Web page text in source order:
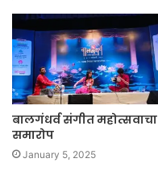
बालगंधर्व संगीत महोत्सवाचा
समारोप
January 5, 2025